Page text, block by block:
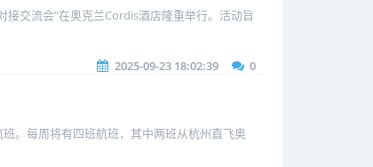
接交流会”在奥克兰Cordis酒店隆重举行。活动旨
2025-09-23 18:02:39 0
。每周将有四班航班，其中两班从杭州直飞奥